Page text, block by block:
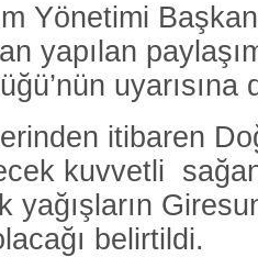
Yönetimi
yapılan
itibaren
kuvvetli
yağışların
belirtildi.